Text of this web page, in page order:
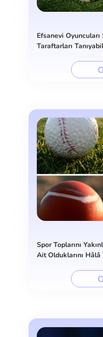
Efsanevi
Taraftarları
Spor Toplarını
Ait Olduklarını